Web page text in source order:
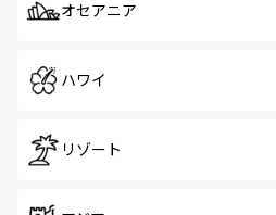
オセアニア
ハワイ
リゾート